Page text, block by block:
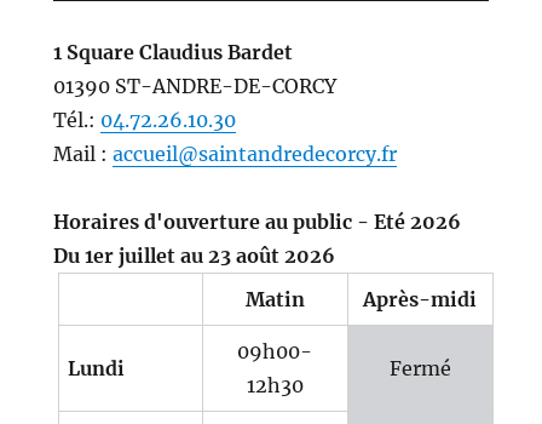
1 Square Claudius Bardet
01390 ST-ANDRE-DE-CORCY
Tél.: 04.72.26.10.30
Mail : accueil@saintandredecorcy.fr
Horaires d'ouverture au public - Eté 2026
Du 1er juillet au 23 août 2026
Matin
Après-midi
Lundi
09h00-
12h30
Fermé